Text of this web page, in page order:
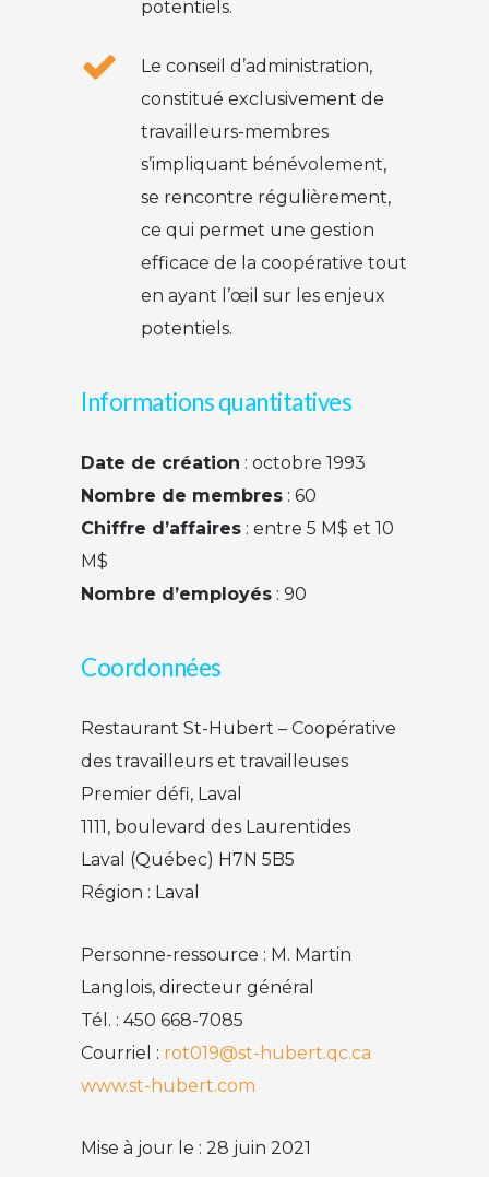
potentiels.
Le conseil d’administration,
constitué exclusivement de
travailleurs-membres
s’impliquant bénévolement,
se rencontre régulièrement,
ce qui permet une gestion
efficace de la coopérative tout
en ayant l’œil sur les enjeux
potentiels.
Informations quantitatives
Date de création : octobre 1993
Nombre de membres : 60
Chiffre d’affaires : entre 5 M$ et 10
M$
Nombre d’employés : 90
Coordonnées
Restaurant St-Hubert – Coopérative
des travailleurs et travailleuses
Premier défi, Laval
1111, boulevard des Laurentides
Laval (Québec) H7N 5B5
Région : Laval
Personne-ressource : M. Martin
Langlois, directeur général
Tél. : 450 668-7085
Courriel : rot019@st-hubert.qc.ca
www.st-hubert.com
Mise à jour le : 28 juin 2021